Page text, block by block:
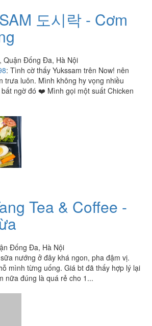
도시락 - Cơm
Quận Đống Đa, Hà Nội
: Tình cờ thấy Yukssam trên Now! nên
trưa luôn. Mình không hy vọng nhiều
ngờ đó ❤️ Mình gọi một suất Chicken
Tea & Coffee -
Đống Đa, Hà Nội
nướng ở đây khá ngon, pha đậm vị.
mình từng uống. Giá bt đã thấy hợp lý lại
nữa đúng là quá rẻ cho 1...